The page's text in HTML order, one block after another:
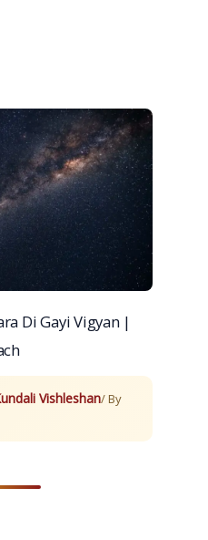
Di Gayi Vigyan |
Vishleshan/ By